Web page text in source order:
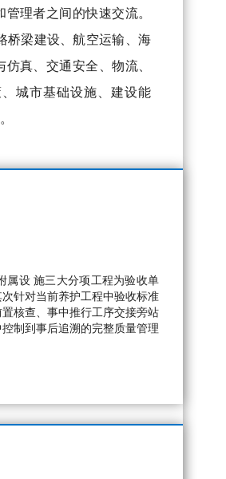
理者之间的快速交流。
桥梁建设、航空运输、海
真、交通安全、物流、
城市基础设施、建设能
属设 施三大分项工程为验收单
针对当前养护工程中验收标准
核查、事中推行工序交接旁站
制到事后追溯的完整质量管理